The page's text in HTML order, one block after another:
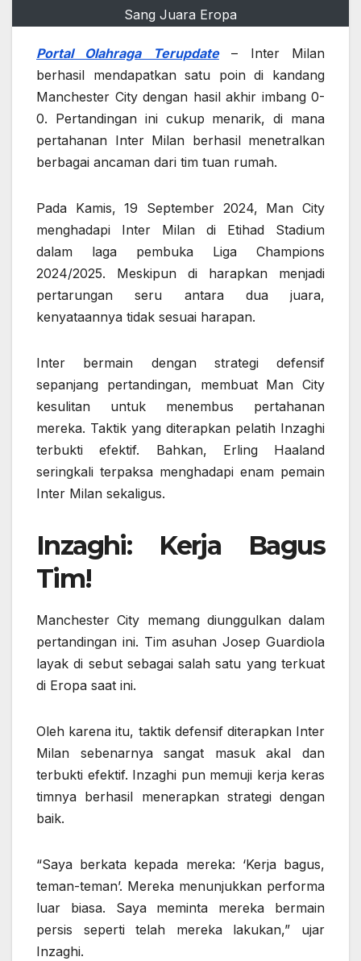
Sang Juara Eropa
Portal Olahraga Terupdate– Inter Milan
berhasil mendapatkan satu poin di kandang
Manchester City dengan hasil akhir imbang 0-
0. Pertandingan ini cukup menarik, di mana
pertahanan Inter Milan berhasil menetralkan
berbagai ancaman dari tim tuan rumah.
Pada Kamis, 19 September 2024, Man City
menghadapi Inter Milan di Etihad Stadium
dalam laga pembuka Liga Champions
2024/2025. Meskipun di harapkan menjadi
pertarungan seru antara dua juara,
kenyataannya tidak sesuai harapan.
Inter bermain dengan strategi defensif
sepanjang pertandingan, membuat Man City
kesulitan untuk menembus pertahanan
mereka. Taktik yang diterapkan pelatih Inzaghi
terbukti efektif. Bahkan, Erling Haaland
seringkali terpaksa menghadapi enam pemain
Inter Milan sekaligus.
Inzaghi: Kerja Bagus
Tim!
Manchester City memang diunggulkan dalam
pertandingan ini. Tim asuhan Josep Guardiola
layak di sebut sebagai salah satu yang terkuat
di Eropa saat ini.
Oleh karena itu, taktik defensif diterapkan Inter
Milan sebenarnya sangat masuk akal dan
terbukti efektif. Inzaghi pun memuji kerja keras
timnya berhasil menerapkan strategi dengan
baik.
“Saya berkata kepada mereka: ‘Kerja bagus,
teman-teman’. Mereka menunjukkan performa
luar biasa. Saya meminta mereka bermain
persis seperti telah mereka lakukan,” ujar
Inzaghi.